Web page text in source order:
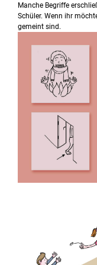
Manche Begriffe
Schüler. Wenn ihr
gemeint sind.